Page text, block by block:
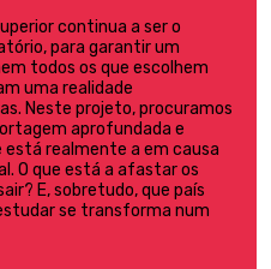
continua a ser o
para garantir um
todos os que escolhem
uma realidade
Neste projeto, procuramos
aprofundada e
realmente a em causa
O que está a afastar os
E, sobretudo, que país
se transforma num